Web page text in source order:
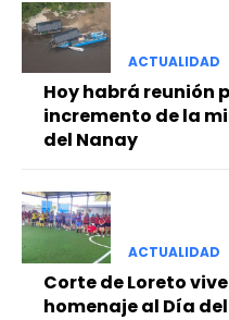
━
ACTUALIDAD
Hoy habrá reunión
incremento de la
del Nanay
ACTUALIDAD
Corte de Loreto
homenaje al Día